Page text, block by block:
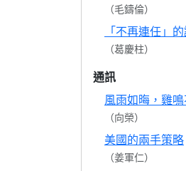
（毛鑄倫）
「不再連任」
（葛慶柱）
通訊
風雨如晦，雞
（向榮）
美國的兩手策略
（姜軍仁）